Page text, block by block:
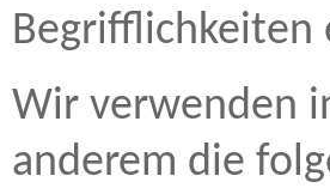
Begrifflichkeiten
Wir verwenden
anderem die